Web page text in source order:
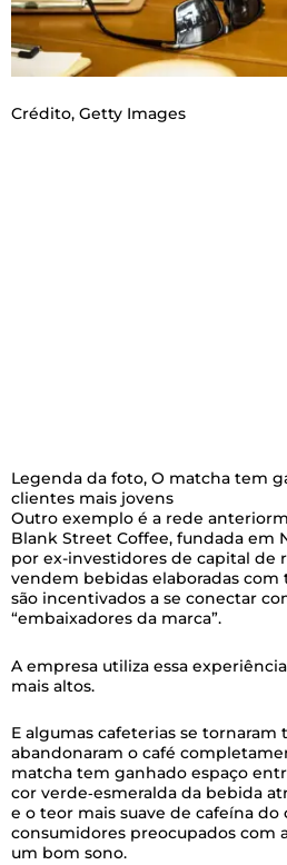
Crédito, Getty Images
Legenda da foto, O matcha tem
clientes mais jovens
Outro exemplo é a rede
Blank Street Coffee, fundada em
por ex-investidores de capital de
vendem bebidas elaboradas com
são incentivados a se conectar
“embaixadores da marca”.
A empresa utiliza essa
mais altos.
E algumas cafeterias se tornaram
abandonaram o café
matcha tem ganhado espaço
cor verde‑esmeralda da bebida
e o teor mais suave de cafeína
consumidores preocupados com
um bom sono.